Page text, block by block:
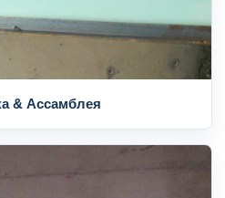
& Ассамблея